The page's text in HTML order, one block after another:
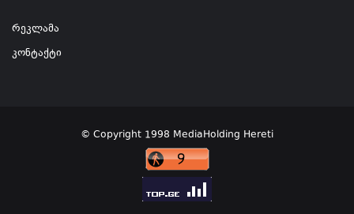
რეკლამა
კონტაქტი
© Copyright 1998 MediaHolding Hereti